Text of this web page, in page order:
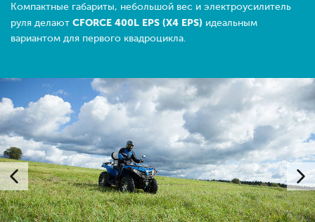
Компактные габариты, небольшой вес и электроусилитель
руля делают CFORCE 400L EPS (X4 EPS) идеальным
вариантом для первого квадроцикла.